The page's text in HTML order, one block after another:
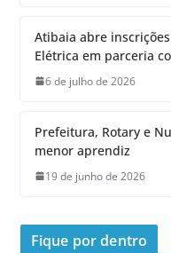
Atibaia abre
Elétrica em parceria
6 de julho de 2026
Prefeitura, Rotary e
menor aprendiz
19 de junho de 2026
Fique por dentro